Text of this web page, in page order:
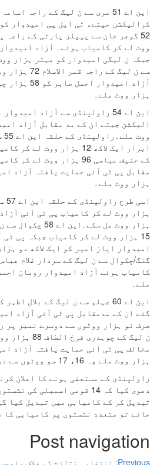
سے ن لیگ کے راجہ قمر
ملے۔
ووٹ
کے حنیف عباسی 96 ہزار ووٹ لے کر
ملے۔
ہزار ووٹ مل سکے۔این اے
ہزار ووٹ لے کر کامیاب جبکہ پی ٹی آئی
ن لیگ کے چوہدری فرخ
17 سو ووٹوں سے دوسرے نمبر پر رہے۔
کے مستعفی ہونے کا اعلان کرنے
دعوی کیا کہ 14 قومی اسمبلی کی
کر کے کامیابی میں تبدیل کیا گیا
تو متعدد نشستوں پر کامیابی کا فرق
Post
انتخابی نتائج کے خلاف